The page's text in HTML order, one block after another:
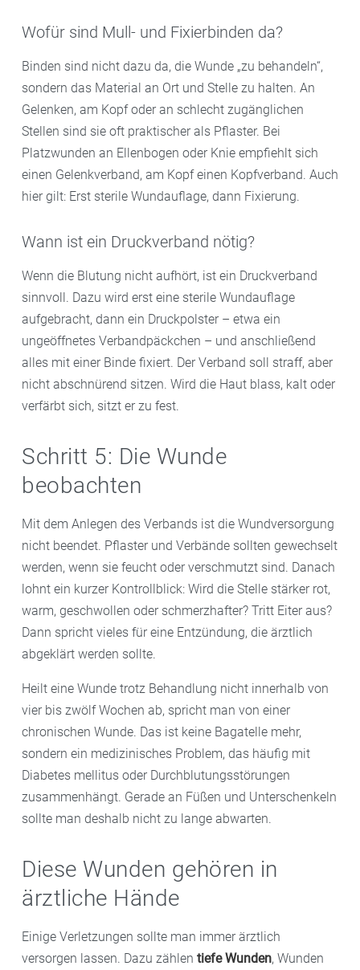
Wofür sind Mull- und Fixierbinden da?
Binden sind nicht dazu da, die Wunde „zu behandeln“,
sondern das Material an Ort und Stelle zu halten. An
Gelenken, am Kopf oder an schlecht zugänglichen
Stellen sind sie oft praktischer als Pflaster. Bei
Platzwunden an Ellenbogen oder Knie empfiehlt sich
einen Gelenkverband, am Kopf einen Kopfverband. Auch
hier gilt: Erst sterile Wundauflage, dann Fixierung.
Wann ist ein Druckverband nötig?
Wenn die Blutung nicht aufhört, ist ein Druckverband
sinnvoll. Dazu wird erst eine sterile Wundauflage
aufgebracht, dann ein Druckpolster – etwa ein
ungeöffnetes Verbandpäckchen – und anschließend
alles mit einer Binde fixiert. Der Verband soll straff, aber
nicht abschnürend sitzen. Wird die Haut blass, kalt oder
verfärbt sich, sitzt er zu fest.
Schritt 5: Die Wunde
beobachten
Mit dem Anlegen des Verbands ist die Wundversorgung
nicht beendet. Pflaster und Verbände sollten gewechselt
werden, wenn sie feucht oder verschmutzt sind. Danach
lohnt ein kurzer Kontrollblick: Wird die Stelle stärker rot,
warm, geschwollen oder schmerzhafter? Tritt Eiter aus?
Dann spricht vieles für eine Entzündung, die ärztlich
abgeklärt werden sollte.
Heilt eine Wunde trotz Behandlung nicht innerhalb von
vier bis zwölf Wochen ab, spricht man von einer
chronischen Wunde. Das ist keine Bagatelle mehr,
sondern ein medizinisches Problem, das häufig mit
Diabetes mellitus oder Durchblutungsstörungen
zusammenhängt. Gerade an Füßen und Unterschenkeln
sollte man deshalb nicht zu lange abwarten.
Diese Wunden gehören in
ärztliche Hände
Einige Verletzungen sollte man immer ärztlich
versorgen lassen. Dazu zählen tiefe Wunden, Wunden